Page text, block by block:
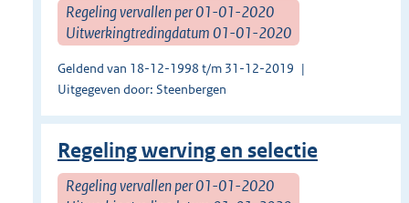
Regeling vervallen per 01-01-2020
Uitwerkingtredingdatum 01-01-2020
Geldend van 18-12-1998 t/m 31-12-2019
Uitgegeven door: Steenbergen
Regeling werving en selectie
Regeling vervallen per 01-01-2020